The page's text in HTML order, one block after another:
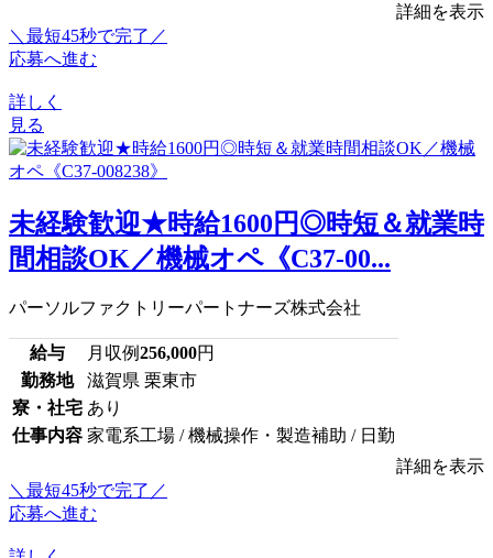
詳細を表示
＼最短45秒で完了／
応募へ進む
詳しく
見る
未経験歓迎★時給1600円◎時短＆就業時
間相談OK／機械オペ《C37-00...
パーソルファクトリーパートナーズ株式会社
給与 月収例256,000円
勤務地
滋賀県 栗東市
寮・社宅 あり
仕事内容 家電系工場 / 機械操作・製造補助 / 日勤
詳細を表示
＼最短45秒で完了／
応募へ進む